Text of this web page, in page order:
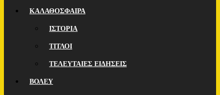
ΚΑΛΑΘΟΣΦΑΙΡΑ
ΙΣΤΟΡΙΑ
ΤΙΤΛΟΙ
ΤΕΛΕΥΤΑΙΕΣ ΕΙΔΗΣΕΙΣ
ΒΟΛΕΥ